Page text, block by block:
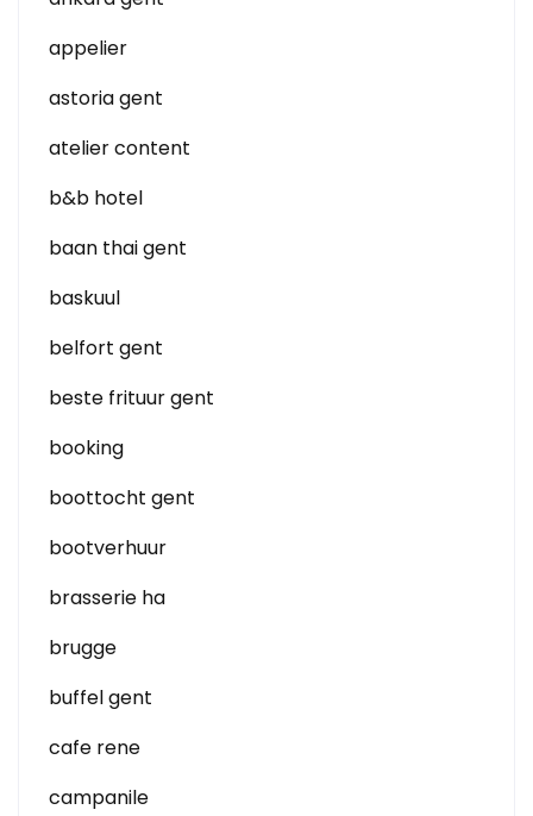
appelier
astoria gent
atelier content
b&b hotel
baan thai gent
baskuul
belfort gent
beste frituur gent
booking
boottocht gent
bootverhuur
brasserie ha
brugge
buffel gent
cafe rene
campanile